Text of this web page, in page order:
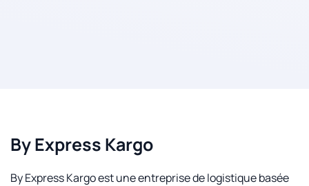
By Express Kargo
By Express Kargo est une entreprise de logistique basée